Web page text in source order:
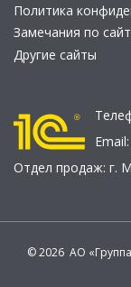
Политика
Замечания по
Другие сайты
Email:
Отдел продаж: г.
© 2026 АО